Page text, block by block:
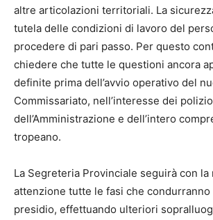
altre articolazioni territoriali. La
tutela delle condizioni di lavoro del
procedere di pari passo. Per questo
chiedere che tutte le questioni ancora
definite prima dell’avvio operativo del
Commissariato, nell’interesse dei
dell’Amministrazione e dell’intero
tropeano.
La Segreteria Provinciale seguirà con la
attenzione tutte le fasi che condurranno
presidio, effettuando ulteriori